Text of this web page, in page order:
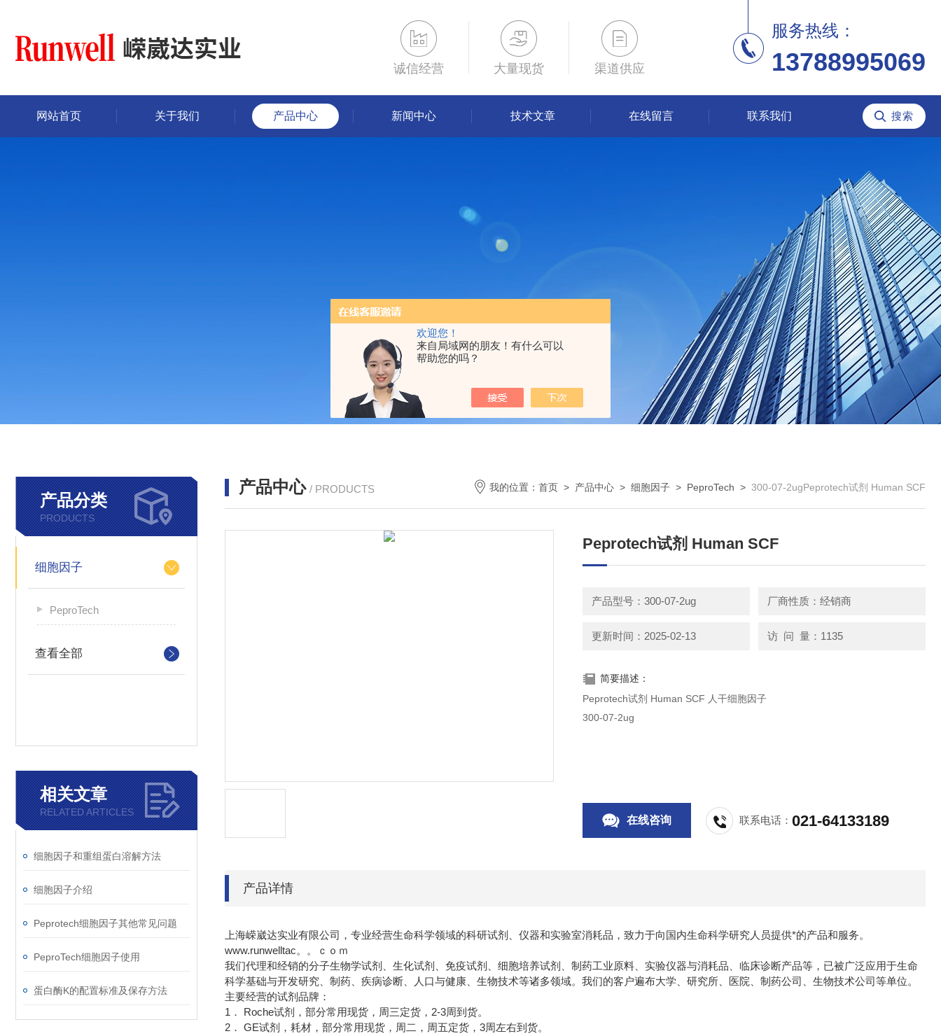
欢迎您！
来自局域网的朋友！有什么可以
帮助您的吗？
诚信经营 大量现货 渠道供应
服务热线：
13788995069
网站首页 关于我们 产品中心 新闻中心 技术文章 在线留言 联系我们
产品分类
PRODUCTS
细胞因子
PeproTech
查看全部
相关文章
RELATED ARTICLES
细胞因子和重组蛋白溶解方法
细胞因子介绍
Peprotech细胞因子其他常见问题
PeproTech细胞因子使用
蛋白酶K的配置标准及保存方法
产品中心 / PRODUCTS 我的位置： 首页 > 产品中心 > 细胞因子 > PeproTech > 300-07-2ugPeprotech试剂 Human SCF
Peprotech试剂 Human SCF
产品型号：300-07-2ug 厂商性质：经销商
更新时间：2025-02-13 访 问 量：1135
简要描述：
Peprotech试剂 Human SCF 人干细胞因子
300-07-2ug
在线咨询 联系电话：021-64133189
产品详情
上海嵘崴达实业有限公司，专业经营生命科学领域的科研试剂、仪器和实验室消耗品，致力于向国内生命科学研究人员提供*的产品和服务。
www.runwelltac。。ｃｏｍ
我们代理和经销的分子生物学试剂、生化试剂、免疫试剂、细胞培养试剂、制药工业原料、实验仪器与消耗品、临床诊断产品等，已被广泛应用于生命
科学基础与开发研究、制药、疾病诊断、人口与健康、生物技术等诸多领域。我们的客户遍布大学、研究所、医院、制药公司、生物技术公司等单位。
主要经营的试剂品牌：
1． Roche试剂，部分常用现货，周三定货，2-3周到货。
2． GE试剂，耗材，部分常用现货，周二，周五定货，3周左右到货。